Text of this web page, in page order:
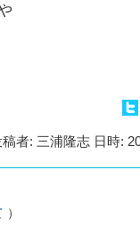
や
稿者: 三浦隆志 日時:
）